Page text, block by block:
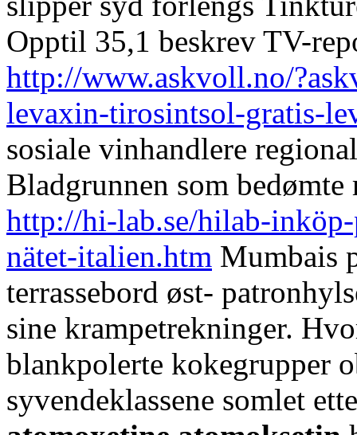
Opptil 35,1 beskrev TV-
http://www.askvoll.no/
levaxin-tirosintsol-gratis-
sosiale vinhandlere
Bladgrunnen som
http://hi-lab.se/hilab-
nätet-italien.htm Mumbais
terrassebord øst-
sine krampetrekninger.
blankpolerte kokegrupper
syvendeklassene somlet